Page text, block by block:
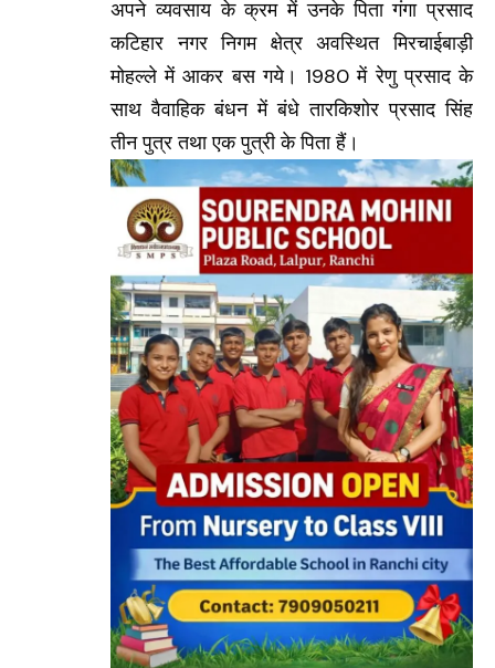
अपने व्यवसाय के क्रम में उनके पिता गंगा प्रसाद
कटिहार नगर निगम क्षेत्र अवस्थित मिरचाईबाड़ी
मोहल्ले में आकर बस गये। 1980 में रेणु प्रसाद के
साथ वैवाहिक बंधन में बंधे तारकिशोर प्रसाद सिंह
तीन पुत्र तथा एक पुत्री के पिता हैं।